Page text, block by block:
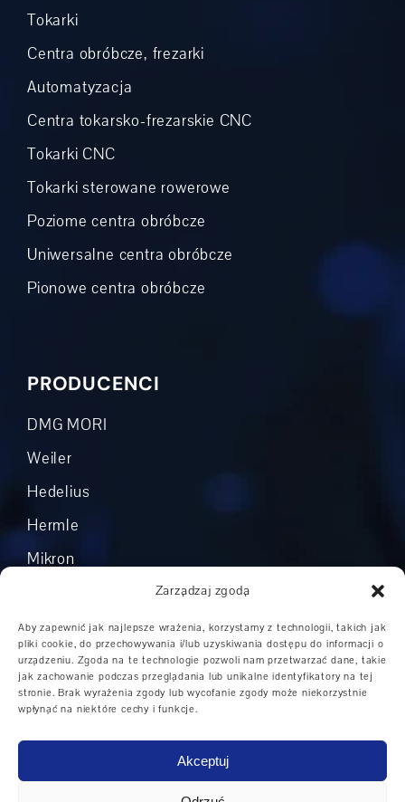
Zarządzaj zgodą
Aby zapewnić jak najlepsze wrażenia, korzystamy z technologii, takich jak
pliki cookie, do przechowywania i/lub uzyskiwania dostępu do informacji o
urządzeniu. Zgoda na te technologie pozwoli nam przetwarzać dane, takie
jak zachowanie podczas przeglądania lub unikalne identyfikatory na tej
stronie. Brak wyrażenia zgody lub wycofanie zgody może niekorzystnie
wpłynąć na niektóre cechy i funkcje.
Akceptuj
Tokarki
Centra obróbcze, frezarki
Automatyzacja
Centra tokarsko-frezarskie CNC
Tokarki CNC
Tokarki sterowane rowerowe
Poziome centra obróbcze
Uniwersalne centra obróbcze
Pionowe centra obróbcze
PRODUCENCI
DMG MORI
Weiler
Hedelius
Hermle
Mikron
Boehringer
Grob
Inni producenci
Obszary zastosowań maszyn CNC|Maszyny CNC w